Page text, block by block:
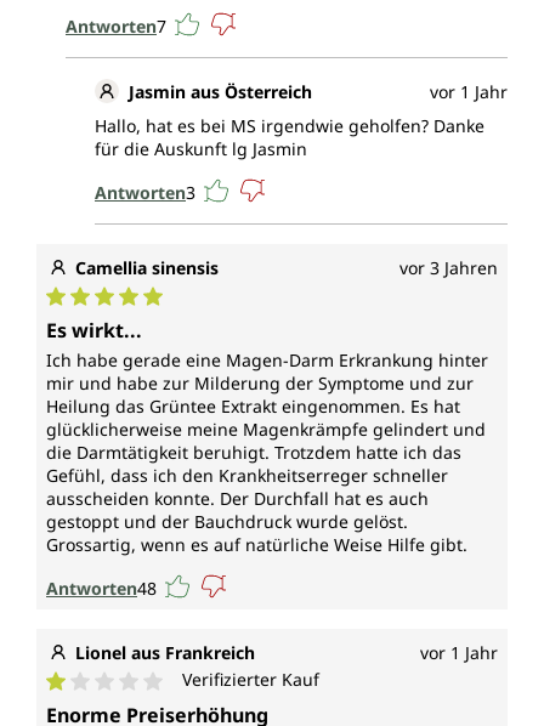
Antworten7
Jasmin aus Österreich
vor 1 Jahr
Hallo, hat es bei MS irgendwie geholfen? Danke
für die Auskunft lg Jasmin
Antworten3
Camellia sinensis vor 3 Jahren
Durchschnittliche Bewertung von 5 von 5 Sternen
Es wirkt...
Ich habe gerade eine Magen-Darm Erkrankung hinter
mir und habe zur Milderung der Symptome und zur
Heilung das Grüntee Extrakt eingenommen. Es hat
glücklicherweise meine Magenkrämpfe gelindert und
die Darmtätigkeit beruhigt. Trotzdem hatte ich das
Gefühl, dass ich den Krankheitserreger schneller
ausscheiden konnte. Der Durchfall hat es auch
gestoppt und der Bauchdruck wurde gelöst.
Grossartig, wenn es auf natürliche Weise Hilfe gibt.
Antworten48
Lionel aus Frankreich vor 1 Jahr
Durchschnittliche Bewertung von 1 von 5 Sternen
Verifizierter Kauf
Enorme Preiserhöhung